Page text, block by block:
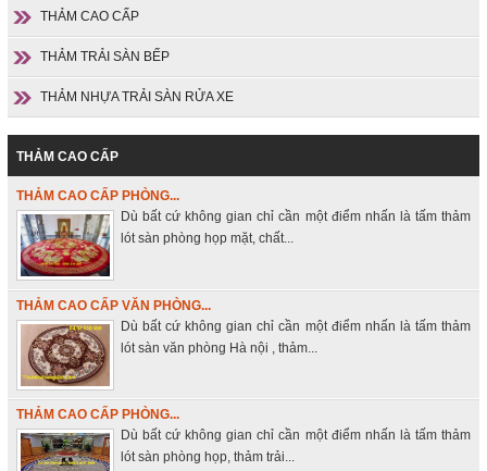
THẢM CAO CẤP
THẢM TRẢI SÀN BẾP
THẢM NHỰA TRẢI SÀN RỬA XE
THẢM CAO CẤP
THẢM CAO CẤP PHÒNG...
Dù bất cứ không gian chỉ cần một điểm nhấn là tấm thảm
lót sàn phòng họp mặt, chất...
THẢM CAO CẤP VĂN PHÒNG...
Dù bất cứ không gian chỉ cần một điểm nhấn là tấm thảm
lót sàn văn phòng Hà nội , thảm...
THẢM CAO CẤP PHÒNG...
Dù bất cứ không gian chỉ cần một điểm nhấn là tấm thảm
lót sàn phòng họp, thảm trải...